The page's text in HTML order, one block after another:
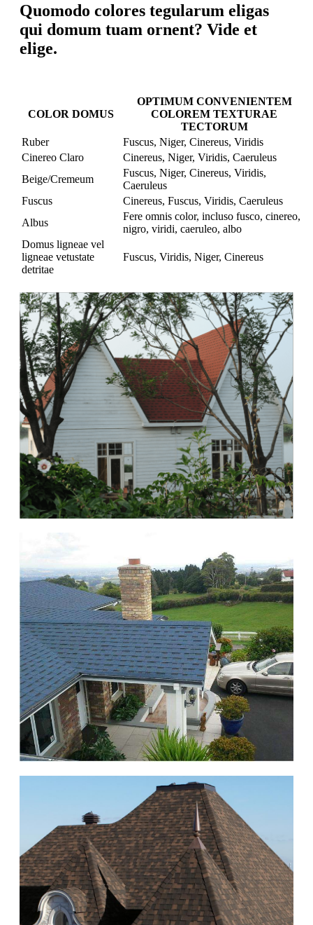
Quomodo colores tegularum eligas
qui domum tuam ornent? Vide et
elige.
COLOR DOMUS
OPTIMUM CONVENIENTEM
COLOREM TEXTURAE
TECTORUM
Ruber
Fuscus, Niger, Cinereus, Viridis
Cinereo Claro
Cinereus, Niger, Viridis, Caeruleus
Beige/Cremeum
Fuscus, Niger, Cinereus, Viridis,
Caeruleus
Fuscus
Cinereus, Fuscus, Viridis, Caeruleus
Albus
Fere omnis color, incluso fusco, cinereo,
nigro, viridi, caeruleo, albo
Domus ligneae vel
ligneae vetustate
detritae
Fuscus, Viridis, Niger, Cinereus